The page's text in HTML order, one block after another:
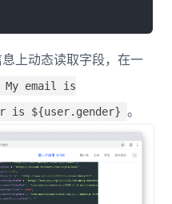
上动态读取字段，在一
My email is
is ${user.gender} 。